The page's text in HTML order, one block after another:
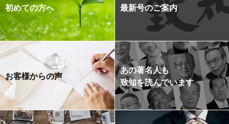
初めての方へ 最新号のご案内
お客様からの声
あの著名人も
致知を読んでいます